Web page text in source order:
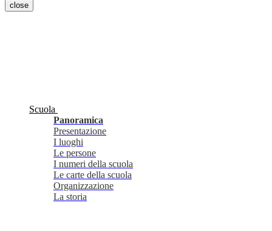
close
Scuola
Panoramica
Presentazione
I luoghi
Le persone
I numeri della scuola
Le carte della scuola
Organizzazione
La storia